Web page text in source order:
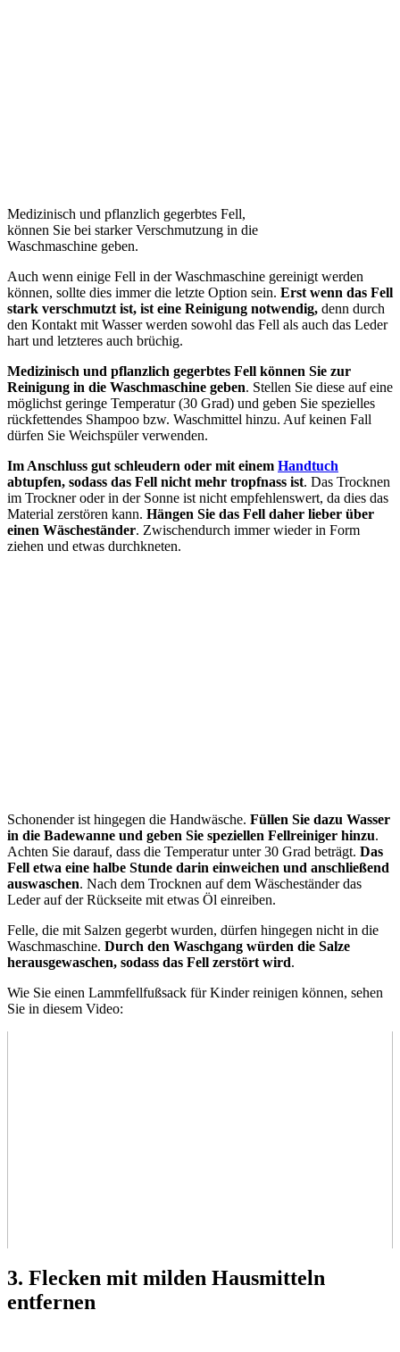
Medizinisch und pflanzlich gegerbtes Fell,
können Sie bei starker Verschmutzung in die
Waschmaschine geben.
Auch wenn einige Fell in der Waschmaschine gereinigt werden
können, sollte dies immer die letzte Option sein. Erst wenn das Fell
stark verschmutzt ist, ist eine Reinigung notwendig, denn durch
den Kontakt mit Wasser werden sowohl das Fell als auch das Leder
hart und letzteres auch brüchig.
Medizinisch und pflanzlich gegerbtes Fell können Sie zur
Reinigung in die Waschmaschine geben. Stellen Sie diese auf eine
möglichst geringe Temperatur (30 Grad) und geben Sie spezielles
rückfettendes Shampoo bzw. Waschmittel hinzu. Auf keinen Fall
dürfen Sie Weichspüler verwenden.
Im Anschluss gut schleudern oder mit einem Handtuch
abtupfen, sodass das Fell nicht mehr tropfnass ist. Das Trocknen
im Trockner oder in der Sonne ist nicht empfehlenswert, da dies das
Material zerstören kann. Hängen Sie das Fell daher lieber über
einen Wäscheständer. Zwischendurch immer wieder in Form
ziehen und etwas durchkneten.
Schonender ist hingegen die Handwäsche. Füllen Sie dazu Wasser
in die Badewanne und geben Sie speziellen Fellreiniger hinzu.
Achten Sie darauf, dass die Temperatur unter 30 Grad beträgt. Das
Fell etwa eine halbe Stunde darin einweichen und anschließend
auswaschen. Nach dem Trocknen auf dem Wäscheständer das
Leder auf der Rückseite mit etwas Öl einreiben.
Felle, die mit Salzen gegerbt wurden, dürfen hingegen nicht in die
Waschmaschine. Durch den Waschgang würden die Salze
herausgewaschen, sodass das Fell zerstört wird.
Wie Sie einen Lammfellfußsack für Kinder reinigen können, sehen
Sie in diesem Video:
3. Flecken mit milden Hausmitteln
entfernen